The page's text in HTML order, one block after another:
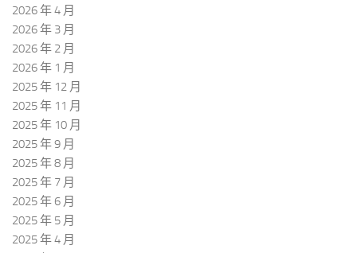
2026 年 4 月
2026 年 3 月
2026 年 2 月
2026 年 1 月
2025 年 12 月
2025 年 11 月
2025 年 10 月
2025 年 9 月
2025 年 8 月
2025 年 7 月
2025 年 6 月
2025 年 5 月
2025 年 4 月